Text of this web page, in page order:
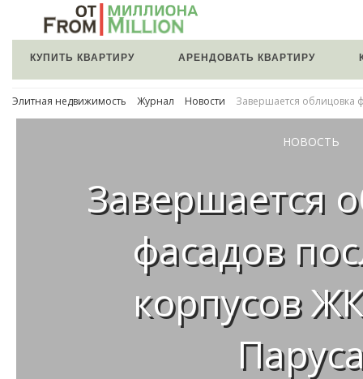
КУПИТЬ КВАРТИРУ АРЕНДОВАТЬ КВАРТИРУ
Элитная недвижимость Журнал Новости Завершается облицовка
НОВОСТЬ
Завершается
фасадов
корпусов